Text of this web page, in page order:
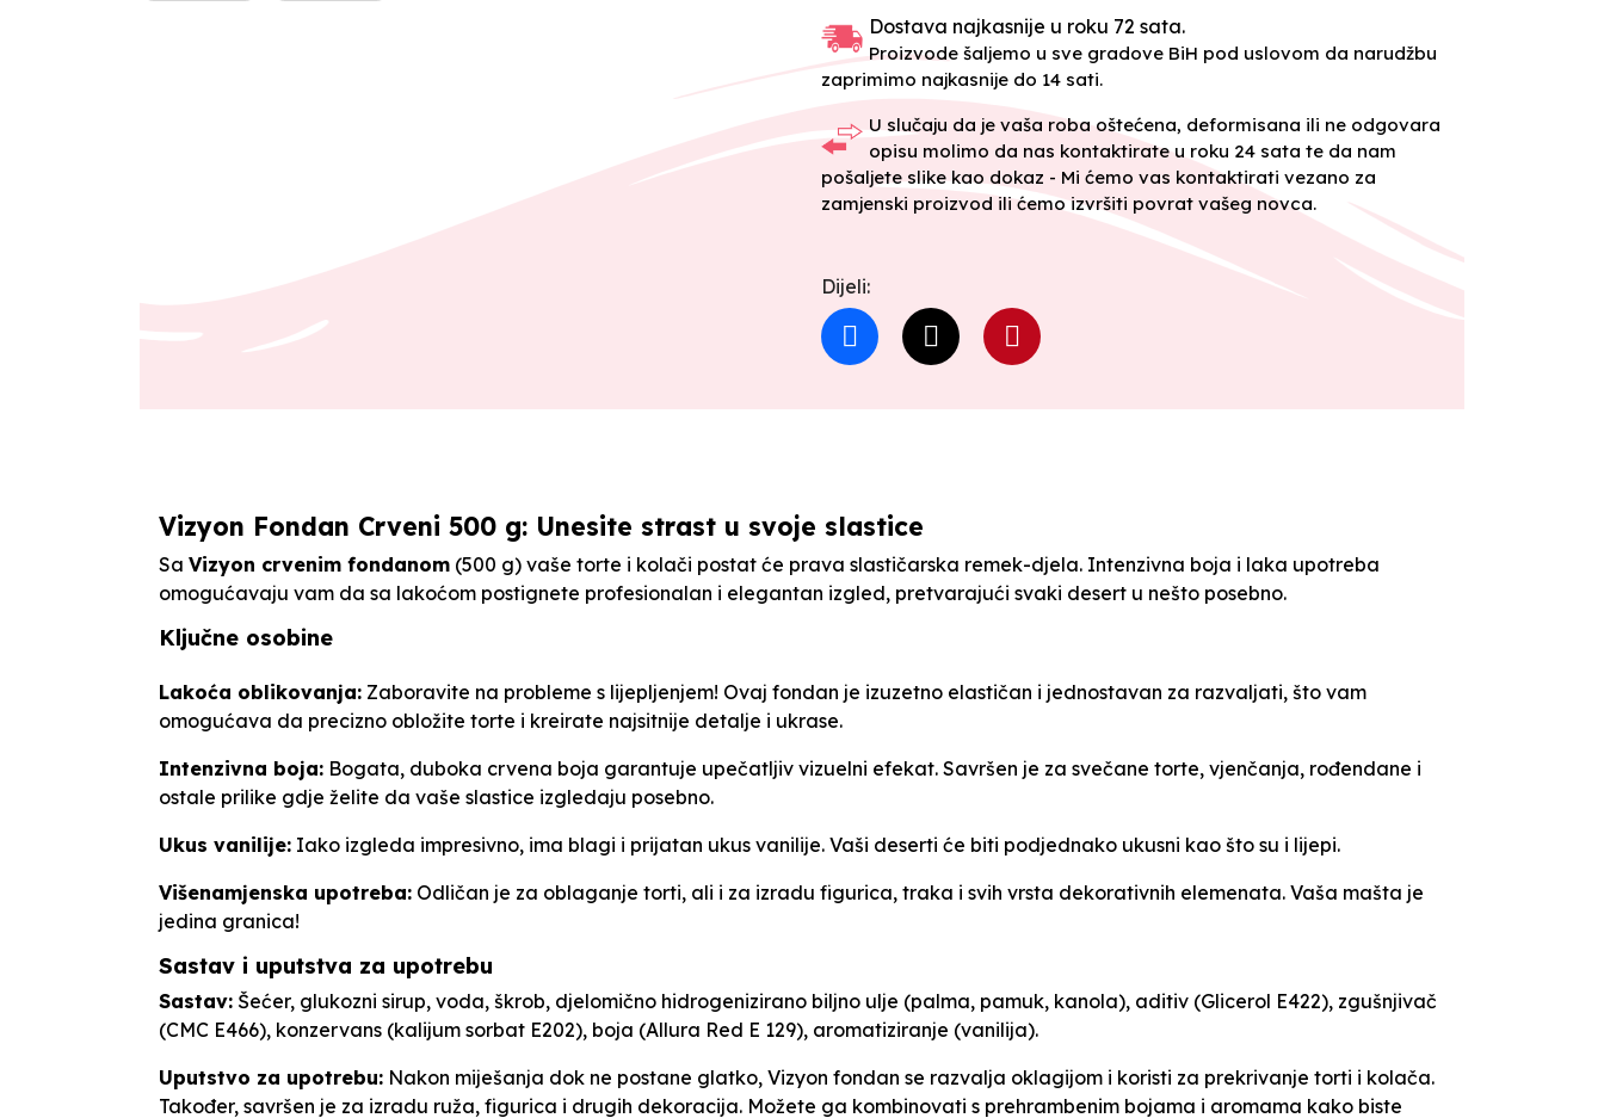
Dostava najkasnije u roku 72 sata.
Proizvode šaljemo u sve gradove BiH pod uslovom da narudžbu
zaprimimo najkasnije do 14 sati.
U slučaju da je vaša roba oštećena, deformisana ili ne odgovara
opisu molimo da nas kontaktirate u roku 24 sata te da nam
pošaljete slike kao dokaz - Mi ćemo vas kontaktirati vezano za
zamjenski proizvod ili ćemo izvršiti povrat vašeg novca.
Dijeli:
Vizyon Fondan Crveni 500 g: Unesite strast u svoje slastice
Sa Vizyon crvenim fondanom (500 g) vaše torte i kolači postat će prava slastičarska remek-djela. Intenzivna boja i laka upotreba
omogućavaju vam da sa lakoćom postignete profesionalan i elegantan izgled, pretvarajući svaki desert u nešto posebno.
Ključne osobine
Lakoća oblikovanja: Zaboravite na probleme s lijepljenjem! Ovaj fondan je izuzetno elastičan i jednostavan za razvaljati, što vam
omogućava da precizno obložite torte i kreirate najsitnije detalje i ukrase.
Intenzivna boja: Bogata, duboka crvena boja garantuje upečatljiv vizuelni efekat. Savršen je za svečane torte, vjenčanja, rođendane i
ostale prilike gdje želite da vaše slastice izgledaju posebno.
Ukus vanilije: Iako izgleda impresivno, ima blagi i prijatan ukus vanilije. Vaši deserti će biti podjednako ukusni kao što su i lijepi.
Višenamjenska upotreba: Odličan je za oblaganje torti, ali i za izradu figurica, traka i svih vrsta dekorativnih elemenata. Vaša mašta je
jedina granica!
Sastav i uputstva za upotrebu
Sastav: Šećer, glukozni sirup, voda, škrob, djelomično hidrogenizirano biljno ulje (palma, pamuk, kanola), aditiv (Glicerol E422), zgušnjivač
(CMC E466), konzervans (kalijum sorbat E202), boja (Allura Red E 129), aromatiziranje (vanilija).
Uputstvo za upotrebu: Nakon miješanja dok ne postane glatko, Vizyon fondan se razvalja oklagijom i koristi za prekrivanje torti i kolača.
Također, savršen je za izradu ruža, figurica i drugih dekoracija. Možete ga kombinovati s prehrambenim bojama i aromama kako biste